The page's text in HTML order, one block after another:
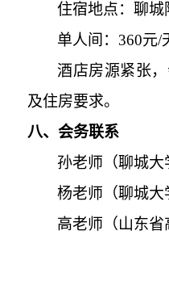
住宿地点：聊
单人间： 360元/
酒店房源紧张
及住房要求。
八、会务联系
孙老师（聊城大
杨老师（聊城大
高老师（山东省